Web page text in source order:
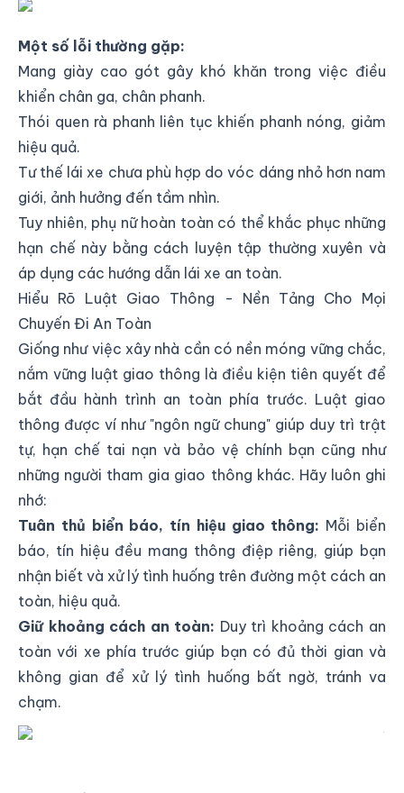
Phụ Nữ Lái Xe
Một số lỗi thường gặp:
Mang giày cao gót gây khó khăn trong việc điều
khiển chân ga, chân phanh.
Thói quen rà phanh liên tục khiến phanh nóng, giảm
hiệu quả.
Tư thế lái xe chưa phù hợp do vóc dáng nhỏ hơn nam
giới, ảnh hưởng đến tầm nhìn.
Tuy nhiên, phụ nữ hoàn toàn có thể khắc phục những
hạn chế này bằng cách luyện tập thường xuyên và
áp dụng các hướng dẫn lái xe an toàn.
Hiểu Rõ Luật Giao Thông - Nền Tảng Cho Mọi
Chuyến Đi An Toàn
Giống như việc xây nhà cần có nền móng vững chắc,
nắm vững luật giao thông là điều kiện tiên quyết để
bắt đầu hành trình an toàn phía trước. Luật giao
thông được ví như "ngôn ngữ chung" giúp duy trì trật
tự, hạn chế tai nạn và bảo vệ chính bạn cũng như
những người tham gia giao thông khác. Hãy luôn ghi
nhớ:
Tuân thủ biển báo, tín hiệu giao thông: Mỗi biển
báo, tín hiệu đều mang thông điệp riêng, giúp bạn
nhận biết và xử lý tình huống trên đường một cách an
toàn, hiệu quả.
Giữ khoảng cách an toàn: Duy trì khoảng cách an
toàn với xe phía trước giúp bạn có đủ thời gian và
không gian để xử lý tình huống bất ngờ, tránh va
chạm.
Hiểu Rõ Luật Giao Thông - Nền Tảng Cho Mọi